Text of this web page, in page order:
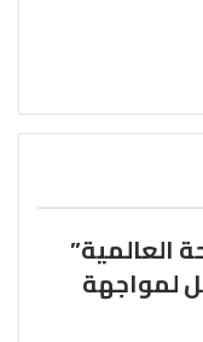
العالمية”
لمواجهة